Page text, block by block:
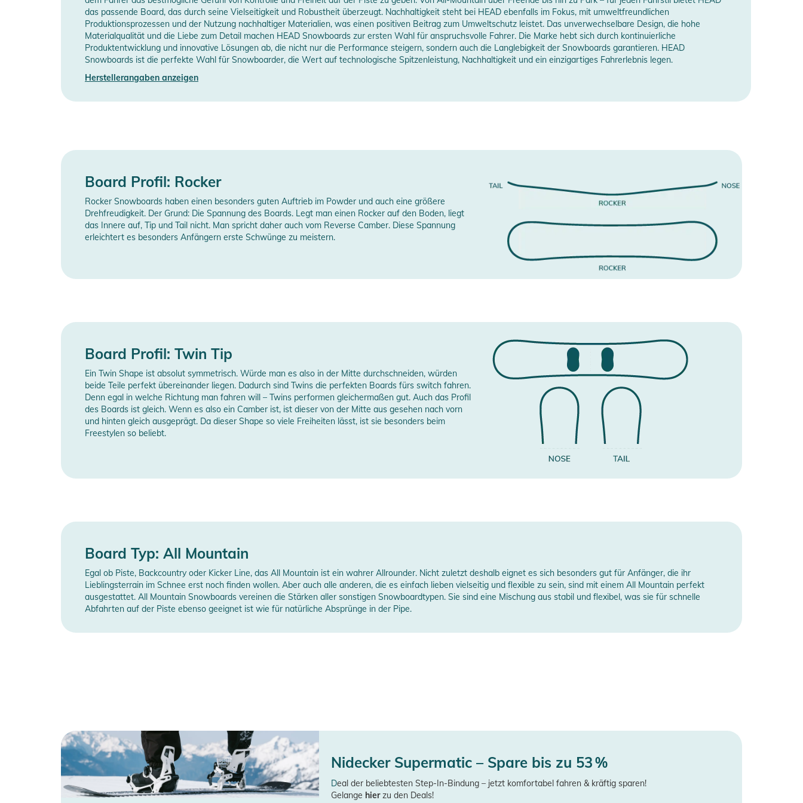
RX FAY I Bindung
Mit ihrem zurückklappenden Highback ist die RX FAY I die perfekte Bindung für alle Anfängerinnen und
fortgeschrittene Snowboarderinnen. Komplett werkzeugfreie Einstellungen, eine leichte Konstruktion,
Ausstattung. Der Schritt von den ersten Turns hin zu den ersten Spins war nie einfacher.
- FT1 Base
- 3D Flex Toe Strap
- Grössen: S (22.5-24.5), M (25.0-27.0)
- Flex index: 3
Gebrauchsanweisungen, Sicherheitshinweise und Warnungen finden Sie direkt am Produkt.
Board-Typ All Mountain
Shape Twin Tip
Flex
das passende Board, das durch seine Vielseitigkeit und Robustheit überzeugt. Nachhaltigkeit steht bei HEAD ebenfalls im Fokus, mit umweltfreundlichen
Produktionsprozessen und der Nutzung nachhaltiger Materialien, was einen positiven Beitrag zum Umweltschutz leistet. Das unverwechselbare Design, die hohe
Materialqualität und die Liebe zum Detail machen HEAD Snowboards zur ersten Wahl für anspruchsvolle Fahrer. Die Marke hebt sich durch kontinuierliche
Produktentwicklung und innovative Lösungen ab, die nicht nur die Performance steigern, sondern auch die Langlebigkeit der Snowboards garantieren. HEAD
Snowboards ist die perfekte Wahl für Snowboarder, die Wert auf technologische Spitzenleistung, Nachhaltigkeit und ein einzigartiges Fahrerlebnis legen.
Herstellerangaben anzeigen
Board Profil: Rocker
Rocker Snowboards haben einen besonders guten Auftrieb im Powder und auch eine größere
Drehfreudigkeit. Der Grund: Die Spannung des Boards. Legt man einen Rocker auf den Boden, liegt
das Innere auf, Tip und Tail nicht. Man spricht daher auch vom Reverse Camber. Diese Spannung
erleichtert es besonders Anfängern erste Schwünge zu meistern.
Board Profil: Twin Tip
Ein Twin Shape ist absolut symmetrisch. Würde man es also in der Mitte durchschneiden, würden
beide Teile perfekt übereinander liegen. Dadurch sind Twins die perfekten Boards fürs switch fahren.
Denn egal in welche Richtung man fahren will – Twins performen gleichermaßen gut. Auch das Profil
des Boards ist gleich. Wenn es also ein Camber ist, ist dieser von der Mitte aus gesehen nach vorn
und hinten gleich ausgeprägt. Da dieser Shape so viele Freiheiten lässt, ist sie besonders beim
Freestylen so beliebt.
Board Typ: All Mountain
Egal ob Piste, Backcountry oder Kicker Line, das All Mountain ist ein wahrer Allrounder. Nicht zuletzt deshalb eignet es sich besonders gut für Anfänger, die ihr
Lieblingsterrain im Schnee erst noch finden wollen. Aber auch alle anderen, die es einfach lieben vielseitig und flexible zu sein, sind mit einem All Mountain perfekt
ausgestattet. All Mountain Snowboards vereinen die Stärken aller sonstigen Snowboardtypen. Sie sind eine Mischung aus stabil und flexibel, was sie für schnelle
Abfahrten auf der Piste ebenso geeignet ist wie für natürliche Absprünge in der Pipe.
Nidecker Supermatic – Spare bis zu 53 %
Deal der beliebtesten Step-In-Bindung – jetzt komfortabel fahren & kräftig sparen!
Gelange hierzu den Deals!